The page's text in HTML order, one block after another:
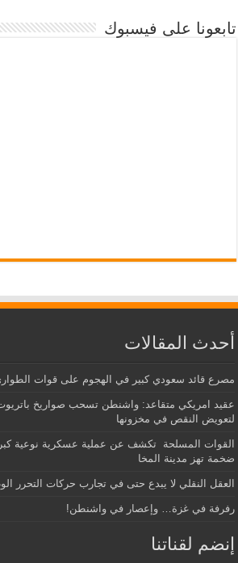
تابعونا على فيسبوك
أحدث المقالات
مصرع قائد سعودي كبير في الهجوم على قوات
عقيد امريكي متقاعد: واشنطن تسحب صواريخ باتريوت
لتعويض النقص في مخزونها
القوات المسلحة تكشف عن عملية عسكرية نوعية
ضخمة تهز مدينة المخا
العقل النقلي لا يبدع حتى في تجارب حركات التحرر
رفرفة في غزة… وإعصار في واشنطن!
إنضم لقناتنا